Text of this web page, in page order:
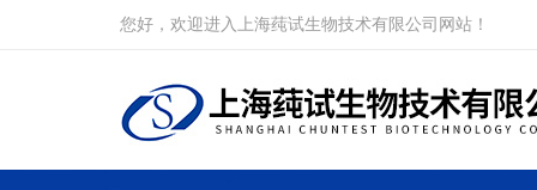
您好，欢迎进入上海莼试生物技术有限公司网站！